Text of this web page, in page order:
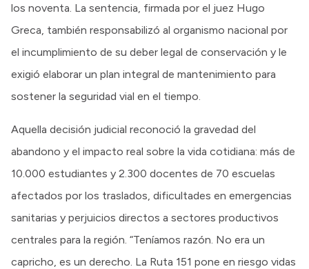
los noventa. La sentencia, firmada por el juez Hugo
Greca, también responsabilizó al organismo nacional por
el incumplimiento de su deber legal de conservación y le
exigió elaborar un plan integral de mantenimiento para
sostener la seguridad vial en el tiempo.
Aquella decisión judicial reconoció la gravedad del
abandono y el impacto real sobre la vida cotidiana: más de
10.000 estudiantes y 2.300 docentes de 70 escuelas
afectados por los traslados, dificultades en emergencias
sanitarias y perjuicios directos a sectores productivos
centrales para la región. “Teníamos razón. No era un
capricho, es un derecho. La Ruta 151 pone en riesgo vidas